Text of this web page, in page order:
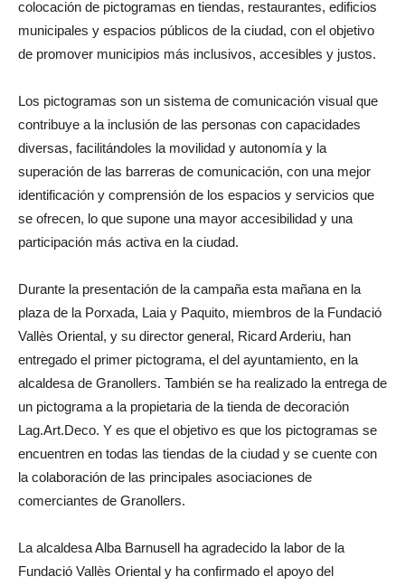
colocación de pictogramas en tiendas, restaurantes, edificios
municipales y espacios públicos de la ciudad, con el objetivo
de promover municipios más inclusivos, accesibles y justos.
Los pictogramas son un sistema de comunicación visual que
contribuye a la inclusión de las personas con capacidades
diversas, facilitándoles la movilidad y autonomía y la
superación de las barreras de comunicación, con una mejor
identificación y comprensión de los espacios y servicios que
se ofrecen, lo que supone una mayor accesibilidad y una
participación más activa en la ciudad.
Durante la presentación de la campaña esta mañana en la
plaza de la Porxada, Laia y Paquito, miembros de la Fundació
Vallès Oriental, y su director general, Ricard Arderiu, han
entregado el primer pictograma, el del ayuntamiento, en la
alcaldesa de Granollers. También se ha realizado la entrega de
un pictograma a la propietaria de la tienda de decoración
Lag.Art.Deco. Y es que el objetivo es que los pictogramas se
encuentren en todas las tiendas de la ciudad y se cuente con
la colaboración de las principales asociaciones de
comerciantes de Granollers.
La alcaldesa Alba Barnusell ha agradecido la labor de la
Fundació Vallès Oriental y ha confirmado el apoyo del